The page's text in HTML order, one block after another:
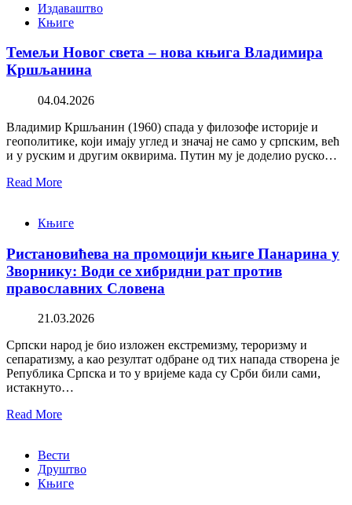
Издаваштво
Књиге
Темељи Новог света – нова књига Владимира
Кршљанина
04.04.2026
Владимир Кршљанин (1960) спада у филозофе историје и
геополитике, који имају углед и значај не само у српским, већ
и у руским и другим оквирима. Путин му је доделио руско…
Read More
Књиге
Ристановићева на промоцији књиге Панарина у
Зворнику: Води се хибридни рат против
православних Словена
21.03.2026
Српски народ је био изложен екстремизму, тероризму и
сепаратизму, а као резултат одбране од тих напада створена је
Република Српска и то у вријеме када су Срби били сами,
истакнуто…
Read More
Вести
Друштво
Књиге